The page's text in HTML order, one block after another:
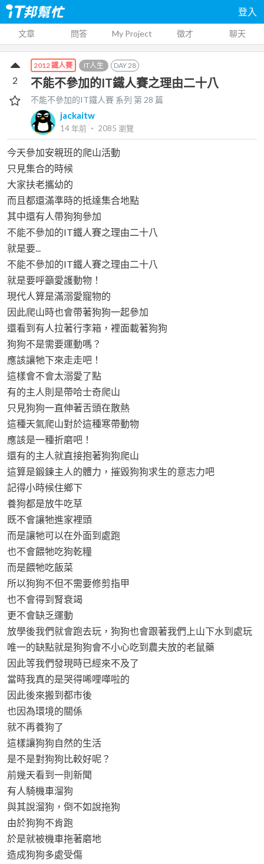
登入
文章 問答 My Project 徵才 聊天
2012 鐵人賽 IT人生 DAY28
不能不參加的IT鐵人賽之理由二十八
不能不參加的IT鐵人賽 系列 第28 篇
jackaitw
14 年前 ‧ 2085 瀏覽
2
今天參加安親班的爬山活動
只見集合的時候
大家扶老攜幼的
而且都還滿準時的抵達集合地點
其中還有人帶狗狗參加
不能不參加的IT鐵人賽之理由二十八
就是要...
不能不參加的IT鐵人賽之理由二十八
就是要呼籲愛護動物！
現代人算是滿溺愛寵物的
因此爬山時也會帶著狗狗一起參加
還看到有人拉著行李箱，裡面載著狗狗
狗狗不是需要運動嗎？
應該讓牠下來走走吧！
這樣會不會太溺愛了點
有的主人則是帶哈士奇爬山
只見狗狗一直伸著舌頭在散熱
這種天氣爬山對於這種寒帶動物
應該是一種折磨吧！
還有的主人就直接抱著狗狗爬山
這算是鍛鍊主人的體力，摧毀狗狗求生的意志力吧
記得小時候住鄉下
養狗都是放牛吃草
既不會讓牠進家裡頭
而是讓牠可以在外面到處跑
也不會餵牠吃狗乾糧
而是餵牠吃飯菜
所以狗狗不但不需要修剪指甲
也不會得到腎衰竭
更不會缺乏運動
放學後我們就會跑去玩，狗狗也會跟著我們上山下水到處玩
唯一的缺點就是狗狗會不小心吃到農夫放的老鼠藥
因此等我們發現時已經來不及了
當時我真的是哭得唏哩嘩啦的
因此後來搬到都市後
也因為環境的關係
就不再養狗了
這樣讓狗狗自然的生活
是不是對狗狗比較好呢？
前幾天看到一則新聞
有人騎機車溜狗
與其說溜狗，倒不如說拖狗
由於狗狗不肯跑
於是就被機車拖著磨地
造成狗狗多處受傷